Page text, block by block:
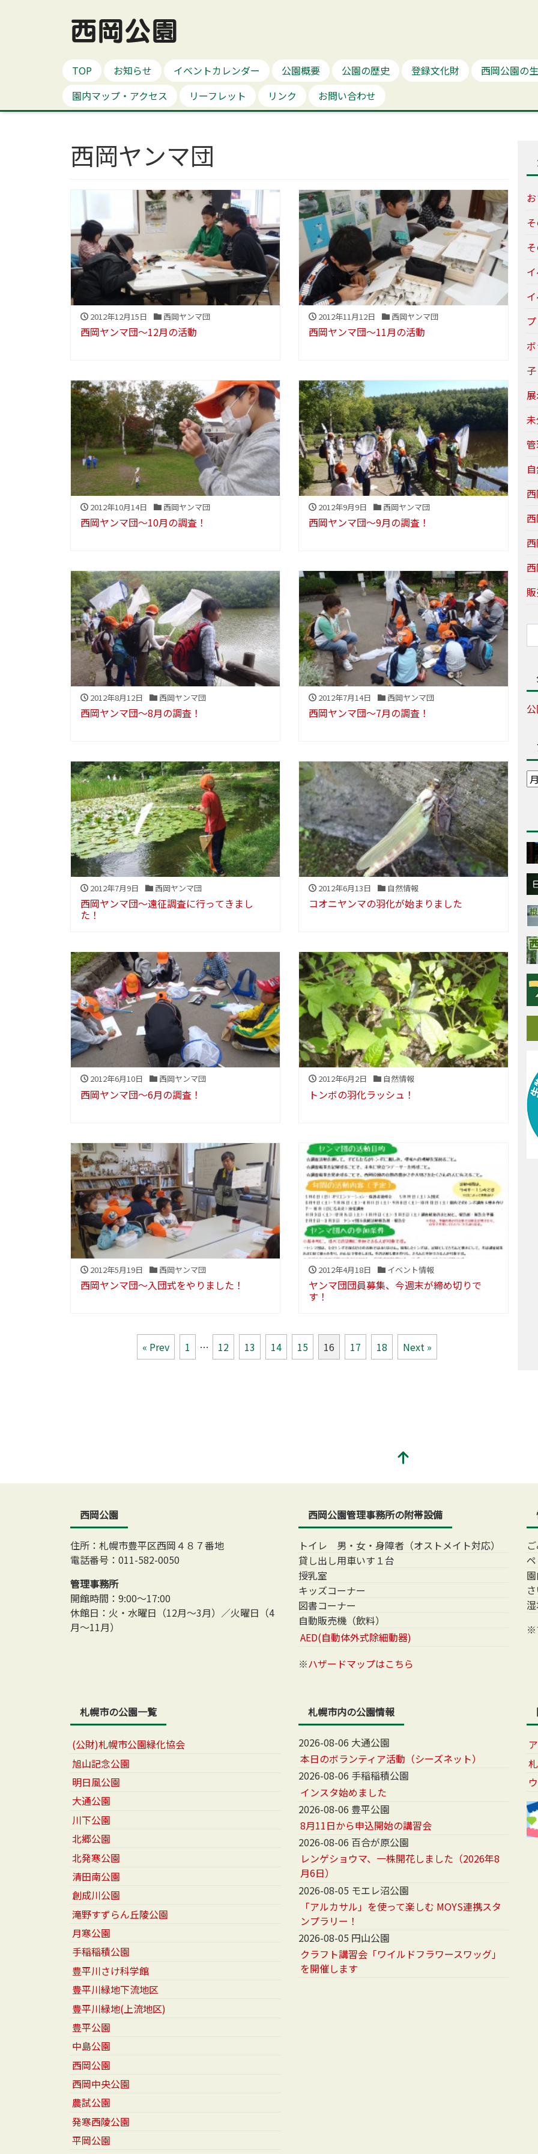
西岡公園
TOP お知らせ イベントカレンダー 公園概要 公園の歴史 登録文化財
西岡公園の
園内マップ・アクセス
リーフレット リンク お問い合わせ
西岡ヤンマ団
2012年12月15日 西岡ヤンマ団
西岡ヤンマ団～12月の活動
2012年11月12日 西岡ヤンマ団
西岡ヤンマ団～11月の活動
2012年10月14日 西岡ヤンマ団
西岡ヤンマ団～10月の調査！
2012年9月9日 西岡ヤンマ団
西岡ヤンマ団～9月の調査！
2012年8月12日 西岡ヤンマ団
西岡ヤンマ団～8月の調査！
2012年7月14日 西岡ヤンマ団
西岡ヤンマ団～7月の調査！
2012年7月9日 西岡ヤンマ団
西岡ヤンマ団～遠征調査に行ってきまし
た！
2012年6月13日 自然情報
コオニヤンマの羽化が始まりました
2012年6月10日 西岡ヤンマ団
西岡ヤンマ団～6月の調査！
2012年6月2日 自然情報
トンボの羽化ラッシュ！
2012年5月19日 西岡ヤンマ団
西岡ヤンマ団～入団式をやりました！
2012年4月18日 イベント情報
ヤンマ団団員募集、今週末が締め切りで
す！
« Prev 1 … 12 13 14 15 16 17 18 Next »
西岡公園
住所：札幌市豊平区西岡４８７番地
電話番号：011-582-0050
管理事務所
開館時間：9:00～17:00
休館日：火・水曜日（12月～3月）／火曜日（4
月～11月）
西岡公園管理事務所の附帯設備
トイレ 男・女・身障者（オストメイト対応）
貸し出し用車いす１台
授乳室
キッズコーナー
図書コーナー
自動販売機（飲料）
AED(自動体外式除細動器)
※ハザードマップはこちら
※
札幌市の公園一覧
(公財)札幌市公園緑化協会
旭山記念公園
明日風公園
大通公園
川下公園
北郷公園
北発寒公園
清田南公園
創成川公園
滝野すずらん丘陵公園
月寒公園
手稲稲積公園
豊平川さけ科学館
豊平川緑地下流地区
豊平川緑地(上流地区)
豊平公園
中島公園
西岡公園
西岡中央公園
農試公園
発寒西陵公園
平岡公園
札幌市内の公園情報
2026-08-06 大通公園
本日のボランティア活動（シーズネット）
2026-08-06 手稲稲積公園
インスタ始めました
2026-08-06 豊平公園
8月11日から申込開始の講習会
2026-08-06 百合が原公園
レンゲショウマ、一株開花しました（2026年8
月6日）
2026-08-05 モエレ沼公園
「アルカサル」を使って楽しむ MOYS連携スタ
ンプラリー！
2026-08-05 円山公園
クラフト講習会「ワイルドフラワースワッグ」
を開催します